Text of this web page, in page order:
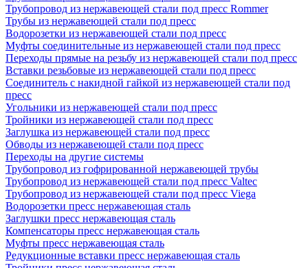
Трубопровод из нержавеющей стали под пресс Rommer
Трубы из нержавеющей стали под пресс
Водорозетки из нержавеющей стали под пресс
Муфты соединительные из нержавеющей стали под пресс
Переходы прямые на резьбу из нержавеющей стали под пресс
Вставки резьбовые из нержавеющей стали под пресс
Соединитель с накидной гайкой из нержавеющей стали под
пресс
Угольники из нержавеющей стали под пресс
Тройники из нержавеющей стали под пресс
Заглушка из нержавеющей стали под пресс
Обводы из нержавеющей стали под пресс
Переходы на другие системы
Трубопровод из гофрированной нержавеющей трубы
Трубопровод из нержавеющей стали под пресс Valtec
Трубопровод из нержавеющей стали под пресс Viega
Водорозетки пресс нержавеющая сталь
Заглушки пресс нержавеющая сталь
Компенсаторы пресс нержавеющая сталь
Муфты пресс нержавеющая сталь
Редукционные вставки пресс нержавеющая сталь